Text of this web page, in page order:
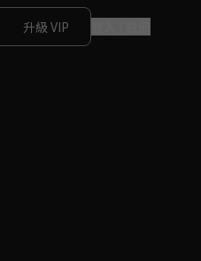
升級 VIP